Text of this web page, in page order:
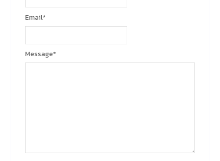
Message*
Email*